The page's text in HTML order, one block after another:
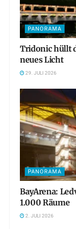
PANORAMA
Tridonic hüllt
neues Licht
29. JULI 2026
PANORAMA
BayArena:
1.000 Räume
2. JULI 2026